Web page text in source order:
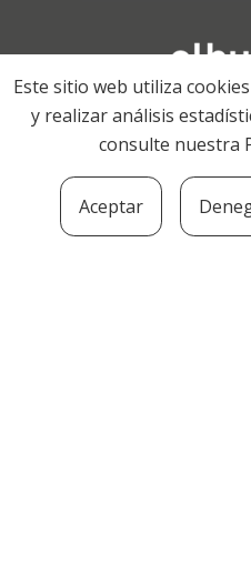
Este sitio web utiliza
y realizar análisis
consulte nuestra
Aceptar